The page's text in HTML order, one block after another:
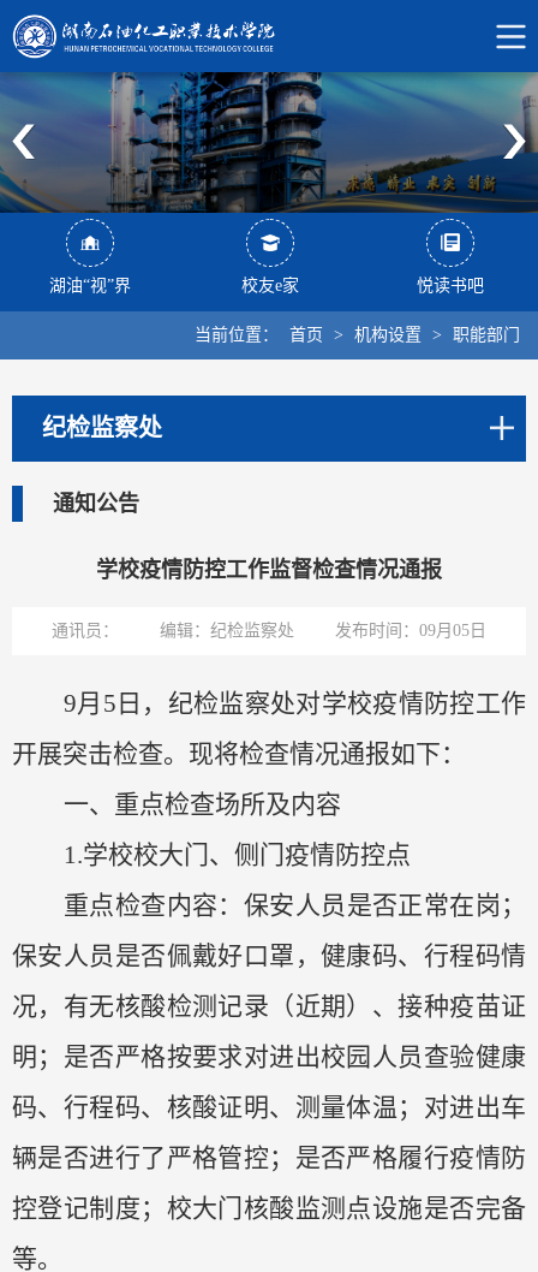
湖油“视”界 校友e家 悦读书吧
当前位置： 首页 > 机构设置 > 职能部门
纪检监察处
通知公告
学校疫情防控工作监督检查情况通报
通讯员： 编辑：纪检监察处 发布时间：09月05日
9月5日，纪检监察处对学校疫情防控工作
开展突击检查。现将检查情况通报如下：
一、重点检查场所及内容
1.学校校大门、侧门疫情防控点
重点检查内容：保安人员是否正常在岗；
保安人员是否佩戴好口罩，健康码、行程码情
况，有无核酸检测记录（近期）、接种疫苗证
明；是否严格按要求对进出校园人员查验健康
码、行程码、核酸证明、测量体温；对进出车
辆是否进行了严格管控；是否严格履行疫情防
控登记制度；校大门核酸监测点设施是否完备
等。